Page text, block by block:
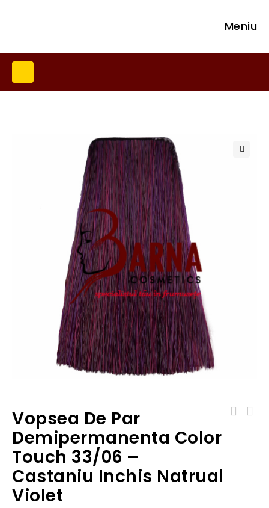
Meniu
Vopsea De Par
Demipermanenta Color
Touch 33/06 –
Castaniu Inchis Natrual
Violet